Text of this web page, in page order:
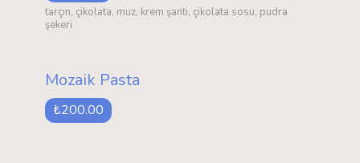
tarçın, çikolata, muz, krem şanti, çikolata sosu, pudra
şekeri
Mozaik Pasta
₺200.00